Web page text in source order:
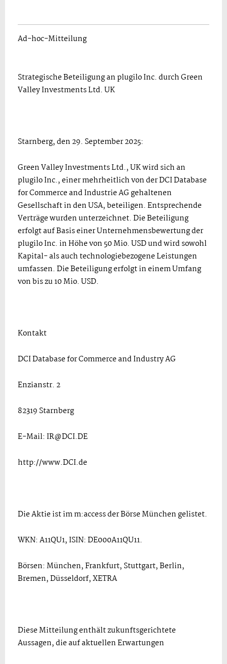
Ad-hoc-Mitteilung
Strategische Beteiligung an plugilo Inc. durch Green
Valley Investments Ltd. UK
Starnberg, den 29. September 2025:
Green Valley Investments Ltd., UK wird sich an
plugilo Inc., einer mehrheitlich von der DCI Database
for Commerce and Industrie AG gehaltenen
Gesellschaft in den USA, beteiligen. Entsprechende
Verträge wurden unterzeichnet. Die Beteiligung
erfolgt auf Basis einer Unternehmensbewertung der
plugilo Inc. in Höhe von 50 Mio. USD und wird sowohl
Kapital- als auch technologiebezogene Leistungen
umfassen. Die Beteiligung erfolgt in einem Umfang
von bis zu 10 Mio. USD.
Kontakt
DCI Database for Commerce and Industry AG
Enzianstr. 2
82319 Starnberg
E-Mail: IR@DCI.DE
http://www.DCI.de
Die Aktie ist im m:access der Börse München gelistet.
WKN: A11QU1, ISIN: DE000A11QU11.
Börsen: München, Frankfurt, Stuttgart, Berlin,
Bremen, Düsseldorf, XETRA
Diese Mitteilung enthält zukunftsgerichtete
Aussagen, die auf aktuellen Erwartungen